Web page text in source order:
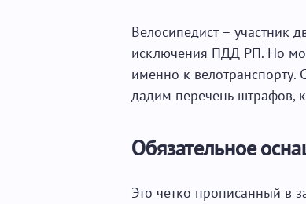
Велосипедист – участник
исключения ПДД РП. Но
именно к
дадим перечень штрафов,
Обязательное
Это четко прописанный в